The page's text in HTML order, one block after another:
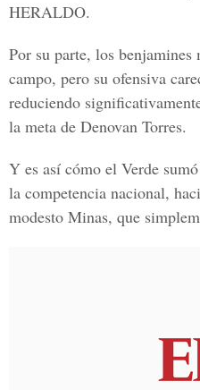
HERALDO.
Por su parte, los
campo, pero su ofensiva
reduciendo
la meta de Denovan Torres.
Y es así cómo el Verde
la competencia nacional,
modesto Minas, que